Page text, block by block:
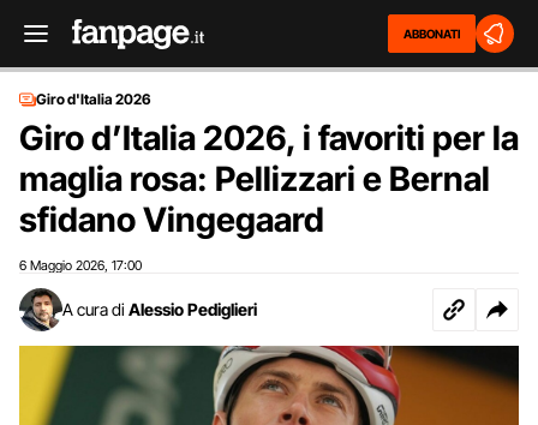
ABBONATI
Giro d'Italia 2026
Giro d’Italia 2026, i favoriti per la
maglia rosa: Pellizzari e Bernal
sfidano Vingegaard
6 Maggio 2026 17:00
A cura di Alessio Pediglieri